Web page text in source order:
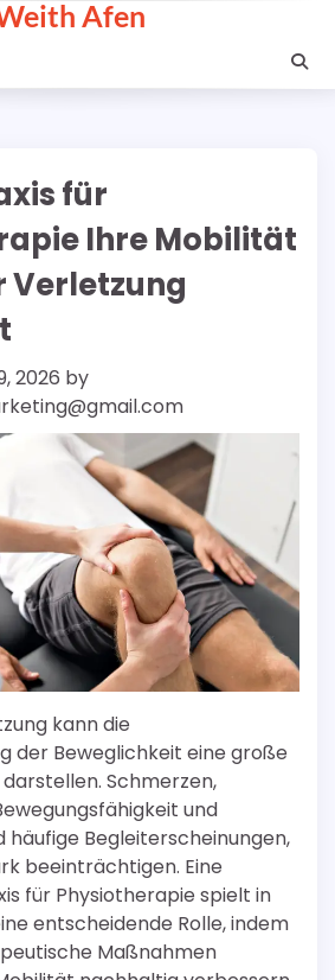
Afen
für
Ihre Mobilität
Verletzung
2026 by
kann die
der Beweglichkeit eine große
Schmerzen,
und
häufige Begleiterscheinungen,
beeinträchtigen. Eine
für Physiotherapie spielt in
entscheidende Rolle, indem
Maßnahmen